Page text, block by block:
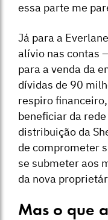
essa parte me
Já para a
alívio nas contas
para a venda da
dívidas de 90
respiro
beneficiar da
distribuição da
de comprometer
se submeter aos
da nova
Mas o que